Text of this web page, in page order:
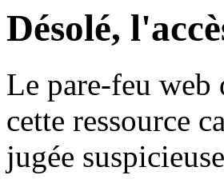
Désolé,
Le pare-feu web
cette ressource
jugée